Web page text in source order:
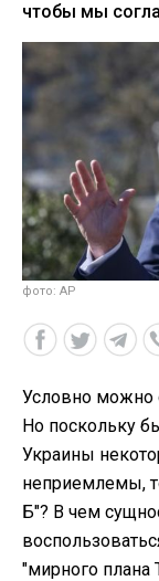
чтобы мы
фото: AP
Условно можно
Но поскольку
Украины
неприемлемы,
Б"? В чем
"мирного плана